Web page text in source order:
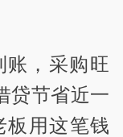
账，采购旺
贷节省近一
板用这笔钱